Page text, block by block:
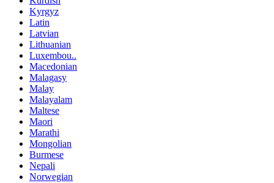
Kyrgyz
Latin
Latvian
Lithuanian
Luxembou..
Macedonian
Malagasy
Malay
Malayalam
Maltese
Maori
Marathi
Mongolian
Burmese
Nepali
Norwegian